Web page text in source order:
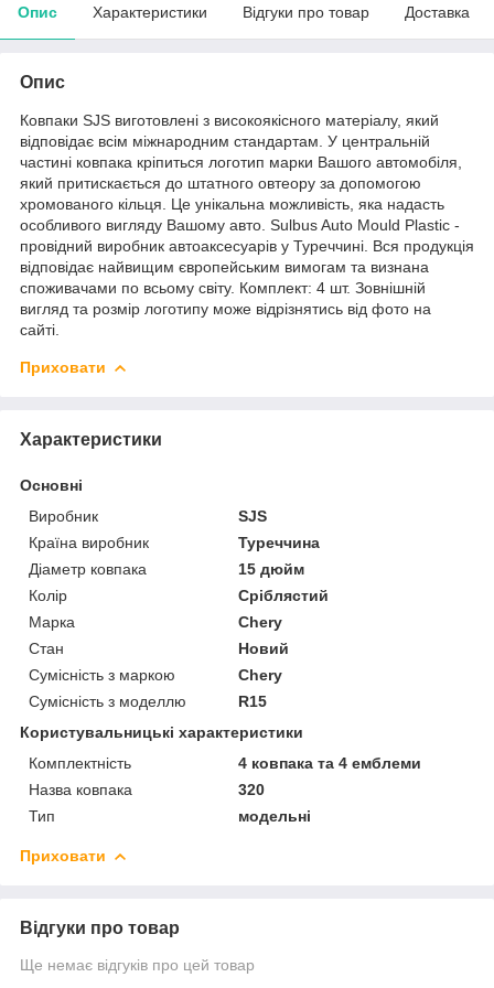
Опис Характеристики Відгуки про товар Доставка
Опис
Ковпаки SJS виготовлені з високоякісного матеріалу, який
відповідає всім міжнародним стандартам. У центральній
частині ковпака кріпиться логотип марки Вашого автомобіля,
який притискається до штатного овтеору за допомогою
хромованого кільця. Це унікальна можливість, яка надасть
особливого вигляду Вашому авто. Sulbus Auto Mould Plastic -
провідний виробник автоаксесуарів у Туреччині. Вся продукція
відповідає найвищим європейським вимогам та визнана
споживачами по всьому світу. Комплект: 4 шт. Зовнішній
вигляд та розмір логотипу може відрізнятись від фото на
сайті.
Приховати
Характеристики
Основні
Виробник
SJS
Країна виробник
Туреччина
Діаметр ковпака
15 дюйм
Колір
Сріблястий
Марка
Chery
Стан
Новий
Сумісність з маркою
Chery
Сумісність з моделлю
R15
Користувальницькі характеристики
Комплектність
4 ковпака та 4 емблеми
Назва ковпака
320
Тип
модельні
Приховати
Відгуки про товар
Ще немає відгуків про цей товар